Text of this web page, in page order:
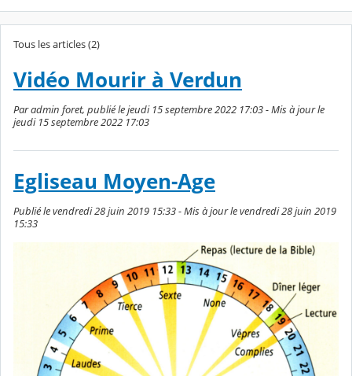
Tous les articles (2)
Vidéo Mourir à Verdun
Par admin foret, publié le jeudi 15 septembre 2022 17:03 - Mis à jour le
jeudi 15 septembre 2022 17:03
Egliseau Moyen-Age
Publié le vendredi 28 juin 2019 15:33 - Mis à jour le vendredi 28 juin 2019
15:33